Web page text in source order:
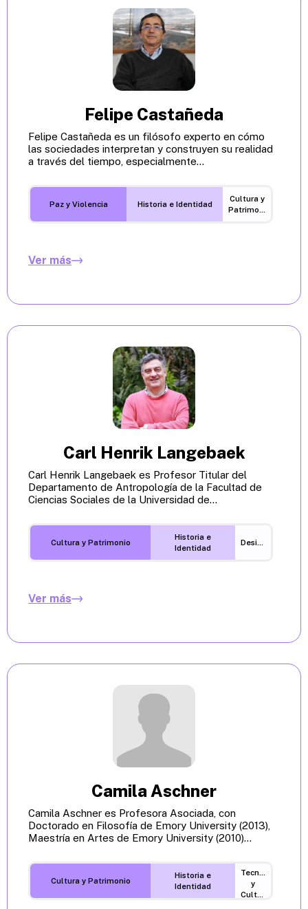
Felipe Castañeda
Felipe Castañeda es un filósofo experto en cómo
las sociedades interpretan y construyen su realidad
a través del tiempo, especialmente...
Paz y Violencia Historia e Identidad
Cultura y
Patrimonio
Ver más
Carl Henrik Langebaek
Carl Henrik Langebaek es Profesor Titular del
Departamento de Antropología de la Facultad de
Ciencias Sociales de la Universidad de...
Cultura y Patrimonio
Historia e
Identidad
Desigualdades
Ver más
Camila Aschner
Camila Aschner es Profesora Asociada, con
Doctorado en Filosofía de Emory University (2013),
Maestría en Artes de Emory University (2010)...
Cultura y Patrimonio
Historia e
Identidad
Tecnología
y
Cultura